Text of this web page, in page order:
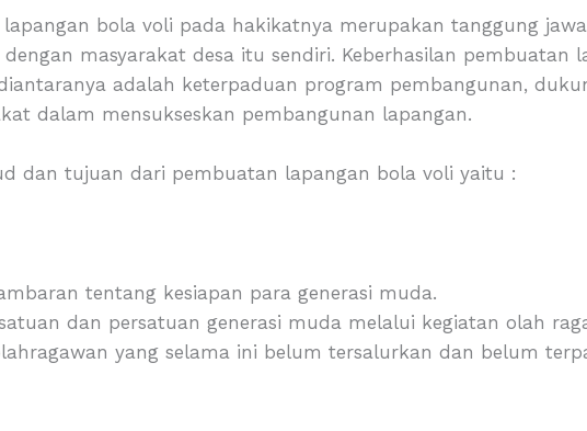
lapangan bola voli pada hakikatnya merupakan tanggung
dengan masyarakat desa itu sendiri. Keberhasilan
adalah keterpaduan program pembangunan,
dalam mensukseskan pembangunan lapangan.
dan tujuan dari pembuatan lapangan bola voli yaitu :
tentang kesiapan para generasi muda.
dan persatuan generasi muda melalui kegiatan olah
yang selama ini belum tersalurkan dan belum